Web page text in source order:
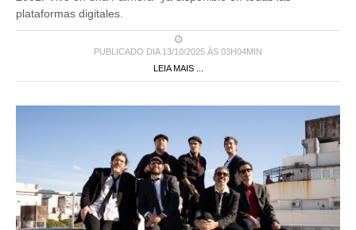
plataformas digitales.
PUBLICADO DIA 13/10/2025 ÀS 03H04MIN
LEIA MAIS ...